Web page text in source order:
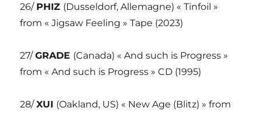
26/ PHIZ (Dusseldorf, Allemagne) « Tinfoil »
from « Jigsaw Feeling » Tape (2023)
27/GRADE (Canada) « And such is Progress »
from « And such is Progress » CD (1995)
28/XUI (Oakland, US) « New Age (Blitz) » from